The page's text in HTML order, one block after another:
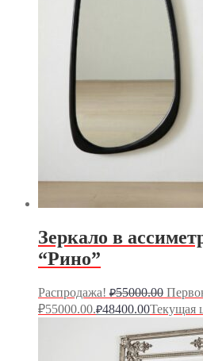
Зеркало в
“Рино”
Распродажа! ₽55000.00
₽55000.00.₽48400.00Текущая